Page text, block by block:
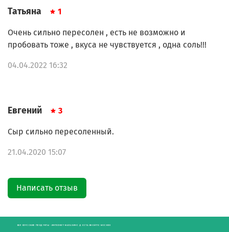
Татьяна 1
Очень сильно пересолен , есть не возможно и
пробовать тоже , вкуса не чувствуется , одна соль!!!
04.04.2022 16:32
Евгений 3
Сыр сильно пересоленный.
21.04.2020 15:07
Написать отзыв
БЕЛОРУССКИЕ ПРОДУКТЫ - ИНТЕРНЕТ-МАГАЗИН С ДОСТАВКОЙ ПО МОСКВЕ